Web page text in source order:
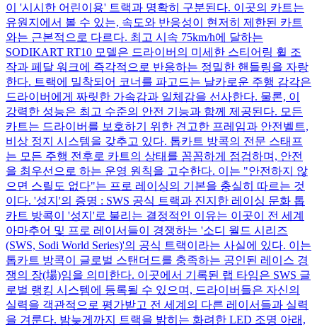
이 '시시한 어린이용' 트랙과 명확히 구분된다. 이곳의 카트는
유원지에서 볼 수 있는, 속도와 반응성이 현저히 제한된 카트
와는 근본적으로 다르다. 최고 시속 75km/h에 달하는
SODIKART RT10 모델은 드라이버의 미세한 스티어링 휠 조
작과 페달 워크에 즉각적으로 반응하는 정밀한 핸들링을 자랑
한다. 트랙에 밀착되어 코너를 파고드는 날카로운 주행 감각은
드라이버에게 짜릿한 가속감과 일체감을 선사한다. 물론, 이
강력한 성능은 최고 수준의 안전 기능과 함께 제공된다. 모든
카트는 드라이버를 보호하기 위한 견고한 프레임과 안전벨트,
비상 정지 시스템을 갖추고 있다. 톱카트 방콕의 전문 스태프
는 모든 주행 전후로 카트의 상태를 꼼꼼하게 점검하며, 안전
을 최우선으로 하는 운영 원칙을 고수한다. 이는 "안전하지 않
으면 스릴도 없다"는 프로 레이싱의 기본을 충실히 따르는 것
이다. '성지'의 증명 : SWS 공식 트랙과 진지한 레이싱 문화 톱
카트 방콕이 '성지'로 불리는 결정적인 이유는 이곳이 전 세계
아마추어 및 프로 레이서들이 경쟁하는 '소디 월드 시리즈
(SWS, Sodi World Series)'의 공식 트랙이라는 사실에 있다. 이는
톱카트 방콕이 글로벌 스탠더드를 충족하는 공인된 레이스 경
쟁의 장(場)임을 의미한다. 이곳에서 기록된 랩 타임은 SWS 글
로벌 랭킹 시스템에 등록될 수 있으며, 드라이버들은 자신의
실력을 객관적으로 평가받고 전 세계의 다른 레이서들과 실력
을 겨룬다. 밤늦게까지 트랙을 밝히는 화려한 LED 조명 아래,